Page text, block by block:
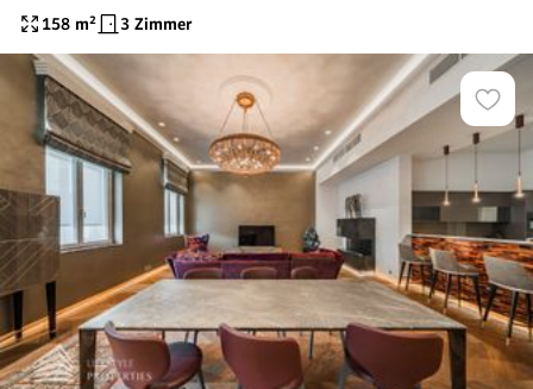
und Conciergeservice, Voll möbliert
158 m² 3 Zimmer